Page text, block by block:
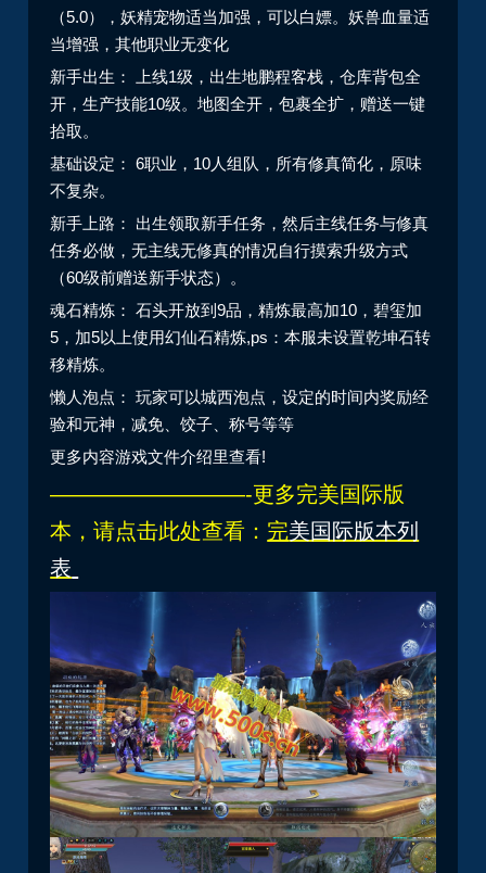
（5.0），妖精宠物适当加强，可以白嫖。妖兽血量适
当增强，其他职业无变化
新手出生： 上线1级，出生地鹏程客栈，仓库背包全
开，生产技能10级。地图全开，包裹全扩，赠送一键
拾取。
基础设定： 6职业，10人组队，所有修真简化，原味
不复杂。
新手上路： 出生领取新手任务，然后主线任务与修真
任务必做，无主线无修真的情况自行摸索升级方式
（60级前赠送新手状态）。
魂石精炼： 石头开放到9品，精炼最高加10，碧玺加
5，加5以上使用幻仙石精炼,ps：本服未设置乾坤石转
移精炼。
懒人泡点： 玩家可以城西泡点，设定的时间内奖励经
验和元神，减免、饺子、称号等等
更多内容游戏文件介绍里查看!
—————————-更多完美国际版
本，请点击此处查看： 完美国际版本列
表